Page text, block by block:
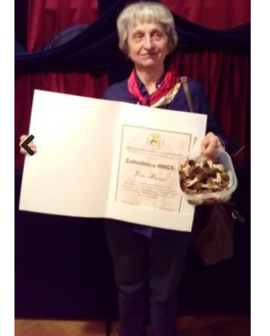
Previous Next